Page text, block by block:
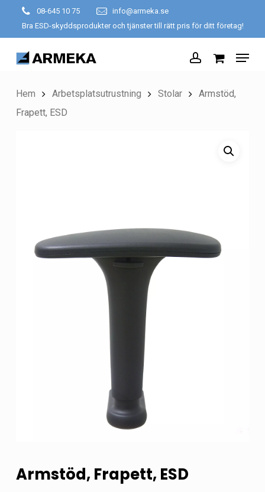
content
08-645 10 75
info@armeka.se
Bra ESD-skyddsprodukter och tjänster till rätt pris för ditt företag!
Menu
Hem Arbetsplatsutrustning Stolar
Armstöd,
Frapett, ESD
Armstöd, Frapett, ESD
Close
Menu